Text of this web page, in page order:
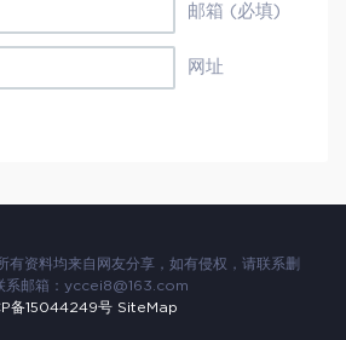
邮箱 (必填)
网址
有资料均来自网友分享，如有侵权，请联系删
系邮箱： yccei8@163.com
备15044249号 SiteMap